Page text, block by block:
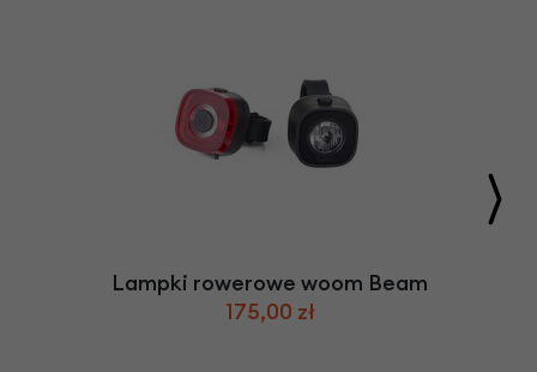
Lampki rowerowe woom Beam
175,00 zł